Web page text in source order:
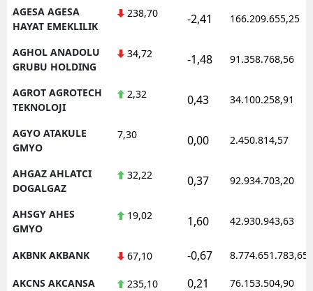
AGESA AGESA
HAYAT EMEKLILIK
238,70 -2,41 166.209.655,25
AGHOL ANADOLU
GRUBU HOLDING
34,72 -1,48 91.358.768,56
AGROT AGROTECH
TEKNOLOJI
2,32 0,43 34.100.258,91
AGYO ATAKULE
GMYO
7,30 0,00 2.450.814,57
AHGAZ AHLATCI
DOGALGAZ
32,22 0,37 92.934.703,20
AHSGY AHES
GMYO
19,02 1,60 42.930.943,63
AKBNK AKBANK 67,10 -0,67 8.774.651.783,65
AKCNS AKCANSA 235,10 0,21 76.153.504,90